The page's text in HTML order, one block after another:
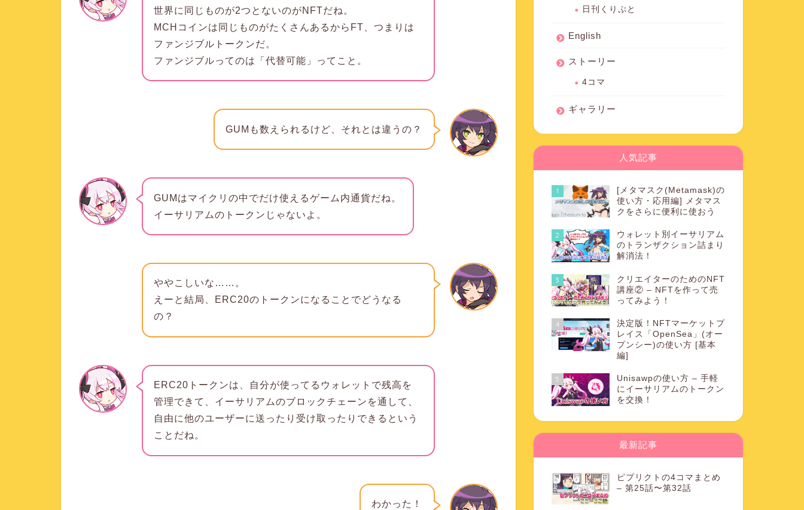
世界に同じものが2つとないのがNFTだね。
MCHコインは同じものがたくさんあるからFT、つまりは
ファンジブルトークンだ。
ファンジブルってのは「代替可能」ってこと。
GUMも数えられるけど、それとは違うの？
GUMはマイクリの中でだけ使えるゲーム内通貨だね。
イーサリアムのトークンじゃないよ。
ややこしいな……。
えーと結局、ERC20のトークンになることでどうなる
の？
ERC20トークンは、自分が使ってるウォレットで残高を
管理できて、イーサリアムのブロックチェーンを通して、
自由に他のユーザーに送ったり受け取ったりできる という
ことだね。
わかった！
日刊くりぷと
English
ストーリー
4コマ
ギャラリー
人気記事
1
[メタマスク(Metamask)の
使い方・応用編] メタマス
クをさらに便利に使おう
2
ウォレット別イーサリアム
のトランザクション詰まり
解消法！
3
クリエイターのためのNFT
講座② – NFTを作って売
ってみよう！
4
決定版！NFTマーケットプ
レイス「OpenSea」(オー
プンシー)の使い方 [基本
編]
5
Unisawpの使い方 – 手軽
にイーサリアムのトークン
を交換！
最新記事
ピプリクトの4コマまとめ
– 第25話〜第32話